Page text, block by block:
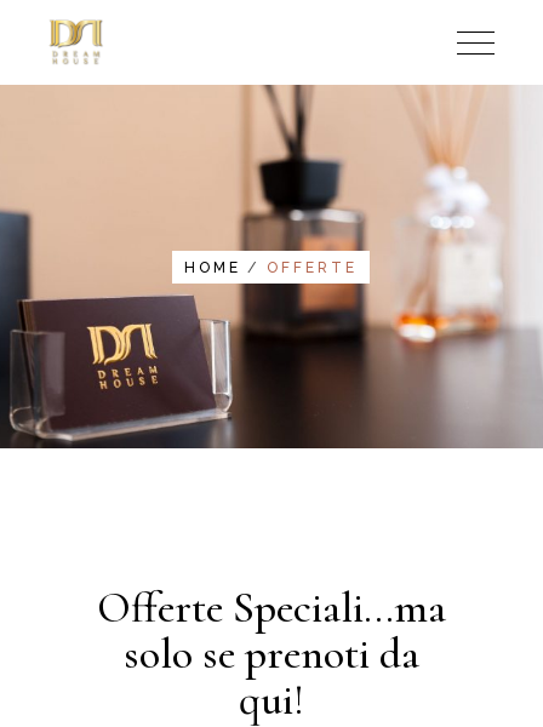
HOME OFFERTE
Offerte Speciali...ma
solo se prenoti da
qui!